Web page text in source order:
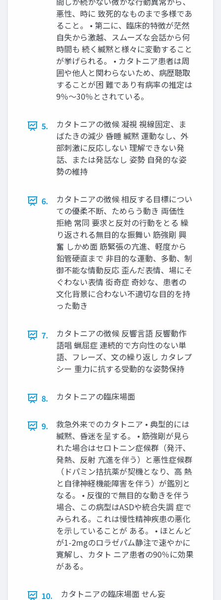
悪性、時に 致死的なものまで多様であ
ること。 • 第二に、臨床的特徴が茫然
自失から激越、スムーズな会話から何
時間も 続く緘黙と様々に変動すること
が挙げられる。 • カタトニア患者は周
囲や他人と関わらないため、病歴聴取
することが困 難であり有病率の推定は
9％～30％とされている。
5.
カタトニアの徴候 凝視 視線固定、ま
ばたきの減少 昏睡 緘黙 運動なし、外
部刺激に反応しない 理解できない発
話、または発話なし 姿勢 自発的な姿
勢の維持
6.
カタトニアの徴候 相反する目標につい
ての優柔不断、ためらう動き 両価性
拒絶 常同 要求と反対の行動をとる 繰
り返される無目的な振舞い 筋強剛 興
奮 しかめ面 筋緊張の亢進、軽度から
鉛管硬直まで 非目的な運動、多動、制
御不能な情動反応 歪んだ表情、場にそ
ぐわない表情 衒奇症 奇妙な、患者の
文化背景に合わない不適切な目的を持
った動き
7.
カタトニアの徴候 反響言語 反響動作
語唱 蝋屈症 連続的で方向性のない単
語、フレーズ、文の繰り返し カタレプ
シー 重力に抗する受動的な姿勢保持
8. カタトニアの臨床場面
9.
救急外来でのカタトニア • 典型的には
緘黙、昏迷を呈する。 • 筋強剛が見ら
れた場合はセロトニン症候群（発汗、
発熱、反射 亢進を伴う）と悪性症候群
（ドパミン拮抗薬が契機となり、高 熱
と自律神経機能障害を伴う）が鑑別と
なる。 • 反復的で無目的な動きを伴う
場合、この病型はASDや統合失調 症で
みられる。これは慢性精神疾患の悪化
を示していることが ある。 • ほとんど
が1-2mgのロラゼパム静注で速やかに
寛解し、カタト ニア患者の90％に効果
がある。
10. カタトニアの臨床場面 せん妄